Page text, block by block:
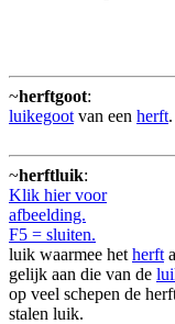
~herftgoot:
luikegoot van een herft.
~herftluik:
Klik hier voor
afbeelding.
F5 = sluiten.
luik waarmee het herft
gelijk aan die van de
op veel schepen de
stalen luik.